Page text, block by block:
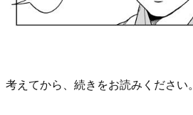
考えてから、続きをお読みください。